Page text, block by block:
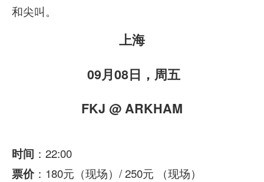
和尖叫。
上海
09月08日，周五
FKJ @ ARKHAM
时间 ：22:00
票价：180元（现场）/ 250元 （现场）